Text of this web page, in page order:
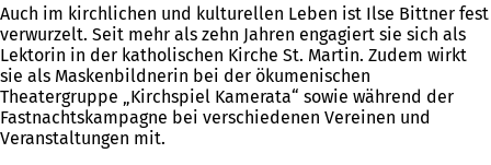
Auch im kirchlichen und kulturellen Leben ist Ilse Bittner fest
verwurzelt. Seit mehr als zehn Jahren engagiert sie sich als
Lektorin in der katholischen Kirche St. Martin. Zudem wirkt
sie als Maskenbildnerin bei der ökumenischen
Theatergruppe „Kirchspiel Kamerata“ sowie während der
Fastnachtskampagne bei verschiedenen Vereinen und
Veranstaltungen mit.